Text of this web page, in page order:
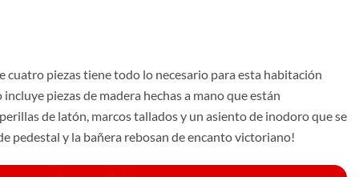
cuatro piezas tiene todo lo necesario para esta habitación
piezas de madera hechas a mano que están
de latón, marcos tallados y un asiento de inodoro que se
pedestal y la bañera rebosan de encanto victoriano!